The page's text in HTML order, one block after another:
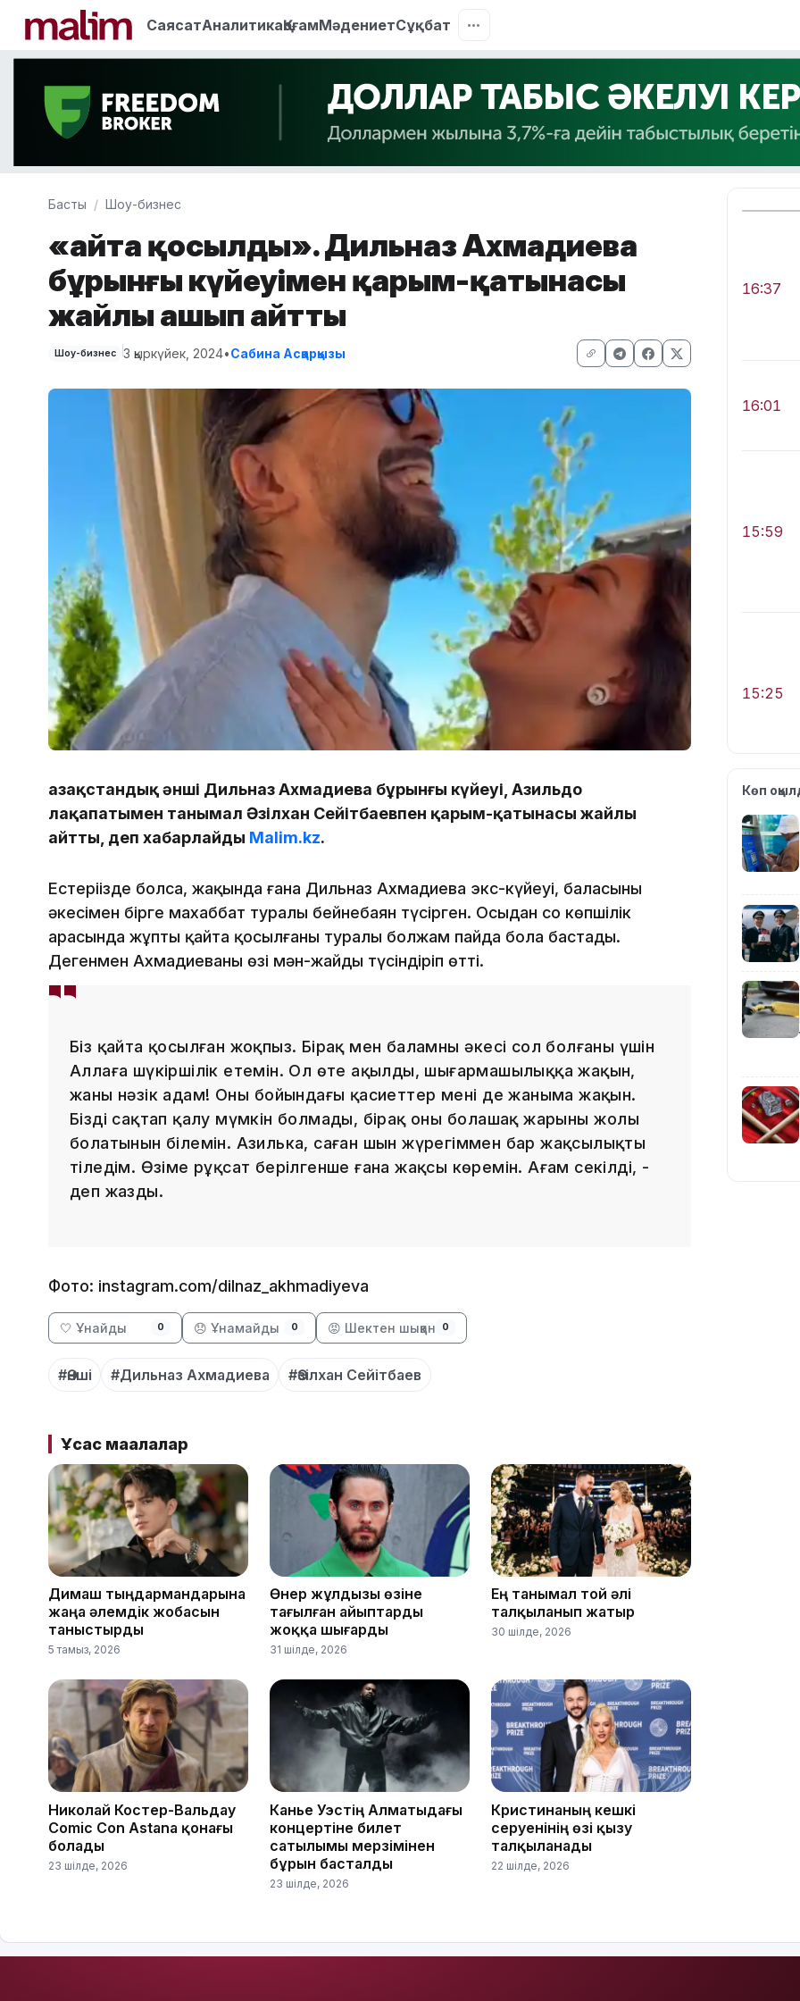
СаясатАналитикаҚоғамМәдениетСұқбат
Басты Шоу-бизнес
«Қайта қосылды». Дильназ Ахмадиева
бұрынғы күйеуімен қарым-қатынасы
жайлы ашып айтты
Шоу-бизнес 3 қыркүйек, 2024•Сабина Асқарқызы
Қазақстандық әнші Дильназ Ахмадиева бұрынғы күйеуі, Азильдо
лақапатымен танымал Әзілхан Сейітбаевпен қарым-қатынасы жайлы
айтты, деп хабарлайды Malim.kz.
Естеріңізде болса, жақында ғана Дильназ Ахмадиева экс-күйеуі, баласының
әкесімен бірге махаббат туралы бейнебаян түсірген. Осыдан соң көпшілік
арасында жұптың қайта қосылғаны туралы болжам пайда бола бастады.
Дегенмен Ахмадиеваның өзі мән-жайды түсіндіріп өтті.
Біз қайта қосылған жоқпыз. Бірақ мен баламның әкесі сол болғаны үшін
Аллаға шүкіршілік етемін. Ол өте ақылды, шығармашылыққа жақын,
жаны нәзік адам! Оның бойындағы қасиеттер менің де жаныма жақын.
Бізді сақтап қалу мүмкін болмады, бірақ оның болашақ жарының жолы
болатынын білемін. Азилька, саған шын жүрегіммен бар жақсылықты
тіледім. Өзіме рұқсат берілгенше ғана жақсы көремін. Ағам секілді, -
деп жазды.
Фото: instagram.com/dilnaz_akhmadiyeva
🤍 Ұнайды 0 😞 Ұнамайды 0 😡 Шектен шыққан 0
#Әнші #Дильназ Ахмадиева #Әзілхан Сейітбаев
Ұқсас мақалалар
Димаш тыңдармандарына
жаңа әлемдік жобасын
таныстырды
5 тамыз, 2026
Өнер жұлдызы өзіне
тағылған айыптарды
жоққа шығарды
31 шілде, 2026
Ең танымал той әлі
талқыланып жатыр
30 шілде, 2026
Николай Костер-Вальдау
Comic Con Astana қонағы
болады
23 шілде, 2026
Канье Уэстің Алматыдағы
концертіне билет
сатылымы мерзімінен
бұрын басталды
23 шілде, 2026
Кристинаның кешкі
серуенінің өзі қызу
талқыланады
22 шілде, 2026
16:37
16:01
15:59
15:25
15:24
Көп